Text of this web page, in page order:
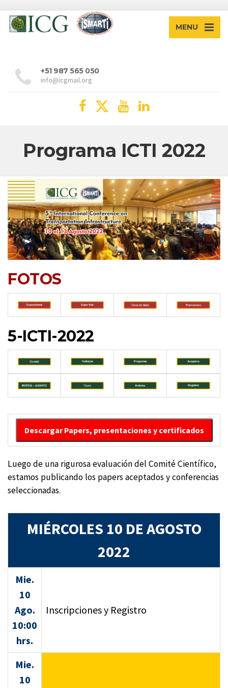
MENU
+51 987 565 050
info@icgmail.org
Programa ICTI 2022
FOTOS
5-ICTI-2022
Descargar Papers, presentaciones y certificados
Luego de una rigurosa evaluación del Comité Científico,
estamos publicando los papers aceptados y conferencias
seleccionadas.
MIÉRCOLES 10 DE AGOSTO
2022
Mie.
10
Ago.
10:00
hrs.
Inscripciones y Registro
Mie.
10